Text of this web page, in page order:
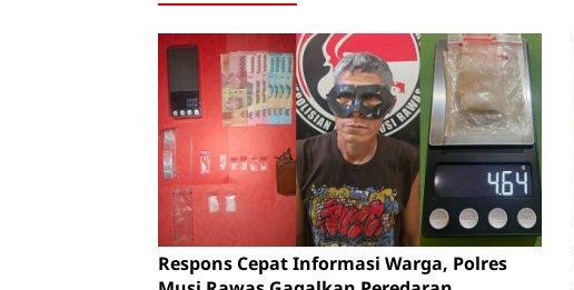
Respons Cepat Informasi Warga, Polres